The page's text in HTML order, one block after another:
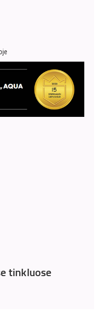
tinkluose